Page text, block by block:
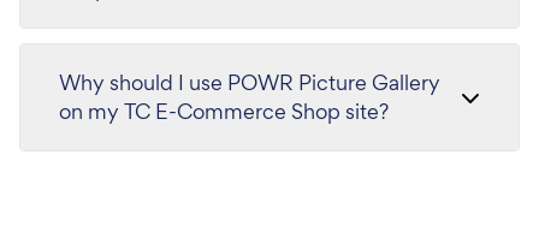
Why should I use POWR Picture Gallery
on my TC E-Commerce Shop site?